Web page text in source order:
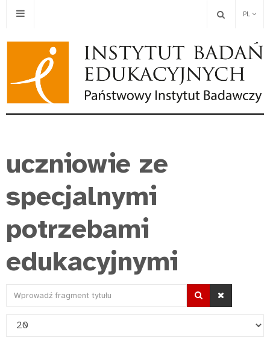
PL
uczniowie ze
specjalnymi
potrzebami
edukacyjnymi
Wprowadź
tytułu
Pokaż